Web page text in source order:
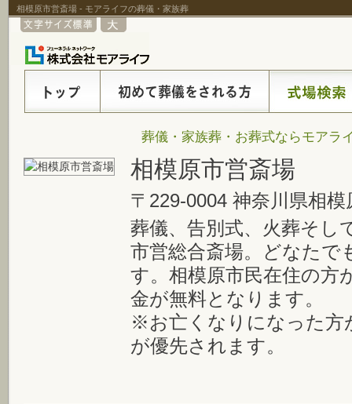
相模原市営斎場 - モアライフの葬儀・家族葬
葬儀・家族葬・お葬式ならモアラ
相模原市営斎場
〒229-0004 神奈川県相
葬儀、告別式、火葬そし
市営総合斎場。どなたで
す。相模原市民在住の方
金が無料となります。
※お亡くなりになった方
が優先されます。